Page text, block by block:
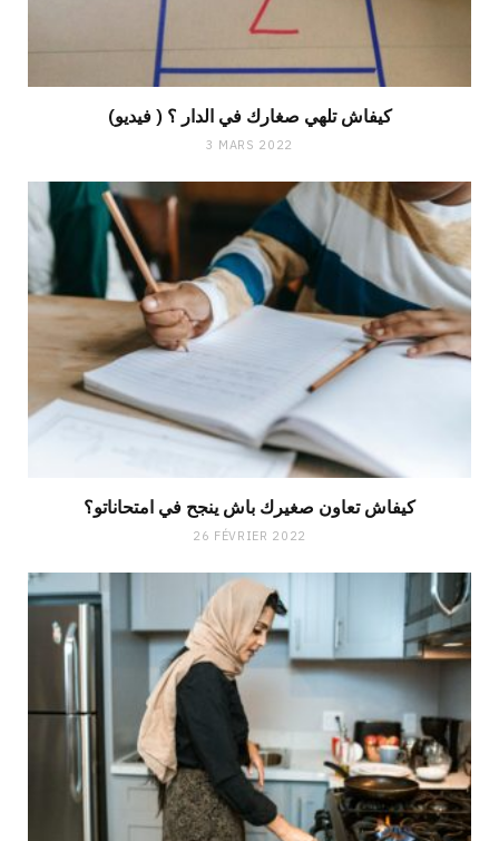
(فيديو ) كيفاش تلهي صغارك في الدار ؟
3 MARS 2022
كيفاش تعاون صغيرك باش ينجح في امتحاناتو؟
26 FÉVRIER 2022